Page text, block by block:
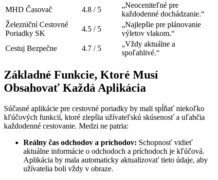
MHD Časovač
4.8 / 5
„Neoceniteľné pre
každodenné dochádzanie.“
Železniční Cestovné
Poriadky SK
4.5 / 5
„Najlepšie pre plánovanie
výletov vlakom.“
Cestuj Bezpečne
4.7 / 5
„Vždy aktuálne a
spoľahlivé.“
Základné Funkcie, Ktoré Musí
Obsahovať Každá Aplikácia
Súčasné aplikácie pre cestovné poriadky by mali spĺňať niekoľko
kľúčových funkcií, ktoré zlepšia užívateľskú skúsenosť a uľahčia
každodenné cestovanie. Medzi ne patria:
Reálny čas odchodov a príchodov: Schopnosť vidieť
aktuálne informácie o odchodoch a príchodoch je kľúčová.
Aplikácia by mala automaticky aktualizovať tieto údaje, aby
užívatelia boli vždy v obraze.